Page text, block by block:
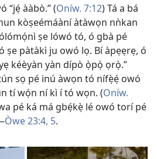
“jẹ́ ààbò.” (Oníw. 7:12) Tá a bá
kòṣeémáàní àtàwọn nǹkan
ṣe lówó tó, ó gbà pé
ṣe pàtàkì ju owó lọ. Bí àpẹẹrẹ, ó
kéèyàn yàn dípò ọ̀pọ̀ ọrọ̀.”
sọ pé inú àwọn tó nífẹ̀ẹ́ owó
tí wọ́n ní kì í tó wọn. (Oníw.
pé ká má gbẹ́kẹ̀ lé owó torí pé
Òwe 23:4, 5.